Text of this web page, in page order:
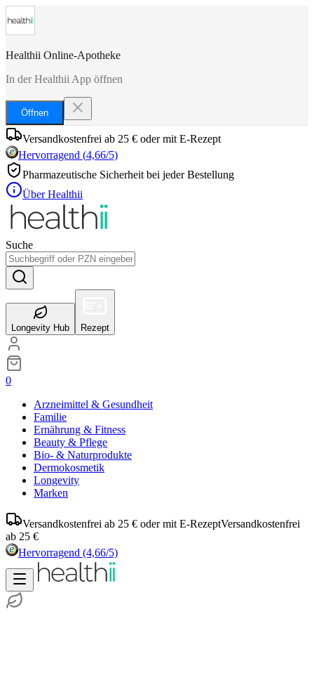
Healthii Online-Apotheke
In der Healthii App öffnen
Öffnen
Versandkostenfrei ab 25 € oder mit E-Rezept
Hervorragend (4,66/5)
Pharmazeutische Sicherheit bei jeder Bestellung
Über Healthii
Suche
Longevity Hub Rezept
0
Arzneimittel & Gesundheit
Familie
Ernährung & Fitness
Beauty & Pflege
Bio- & Naturprodukte
Dermokosmetik
Longevity
Marken
Versandkostenfrei ab 25 € oder mit E-RezeptVersandkostenfrei
ab 25 €
Hervorragend (4,66/5)